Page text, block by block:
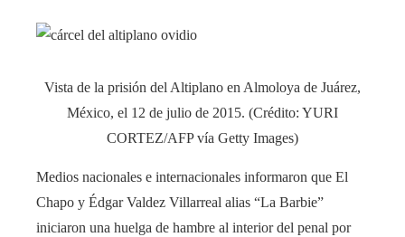
Vista de la prisión del Altiplano en Almoloya de Juárez,
México, el 12 de julio de 2015. (Crédito: YURI
CORTEZ/AFP vía Getty Images)
Medios nacionales e internacionales informaron que El
Chapo y Édgar Valdez Villarreal alias “La Barbie”
iniciaron una huelga de hambre al interior del penal por